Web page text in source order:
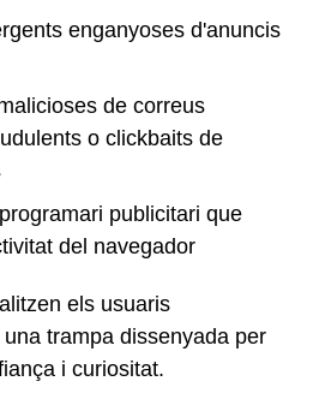
enganyoses d'anuncis
de correus
o clickbaits de
publicitari que
del navegador
els usuaris
trampa dissenyada per
i curiositat.